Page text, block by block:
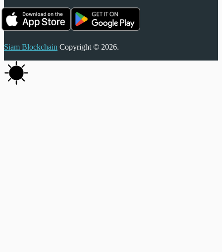
Siam Blockchain Copyright © 2026.